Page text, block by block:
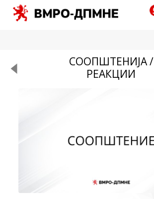
СООПШТЕНИЈА /
РЕАКЦИИ